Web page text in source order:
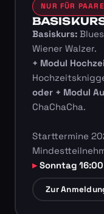
NUR FÜR PAARE
Basiskurs:
Wiener Walzer.
+ Modul
oder + Modul
ChaChaCha.
Starttermine
Sonntag 16:00
Zur